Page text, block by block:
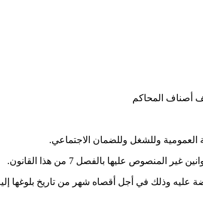
أصناف المحاكم
العمومية وللشغل وللضمان الاجتماعي.
عليها بالفصل 7 من هذا القانون.
عليه وذلك في أجل أقصاه شهر من تاريخ بلوغها